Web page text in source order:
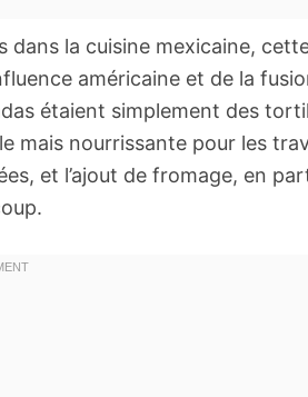
dans la cuisine mexicaine,
américaine et de la
étaient simplement des
mais nourrissante pour les
et l’ajout de fromage, en